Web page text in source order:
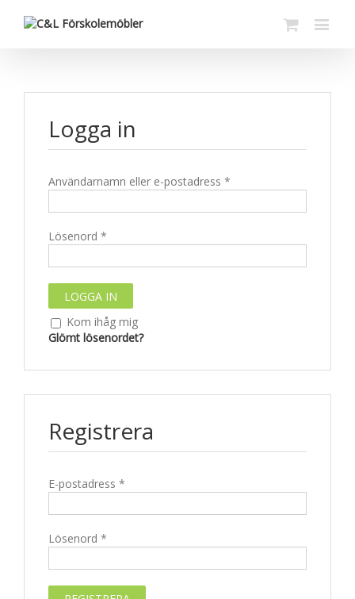
Logga in
Användarnamn eller e-postadress *
Lösenord *
Kom ihåg mig
Glömt lösenordet?
Registrera
E-postadress *
Lösenord *